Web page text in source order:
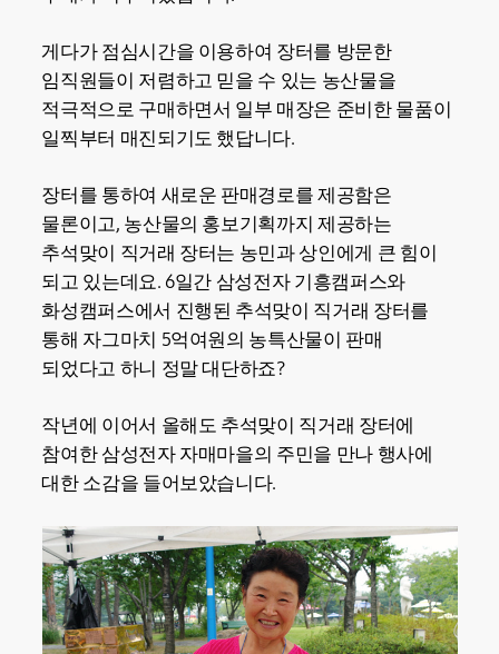
게다가 점심시간을 이용하여 장터를 방문한
임직원들이 저렴하고 믿을 수 있는 농산물을
적극적으로 구매하면서 일부 매장은 준비한 물품이
일찍부터 매진되기도 했답니다.
장터를 통하여 새로운 판매경로를 제공함은
물론이고, 농산물의 홍보기획까지 제공하는
추석맞이 직거래 장터는 농민과 상인에게 큰 힘이
되고 있는데요. 6일간 삼성전자 기흥캠퍼스와
화성캠퍼스에서 진행된 추석맞이 직거래 장터를
통해 자그마치 5억여원의 농특산물이 판매
되었다고 하니 정말 대단하죠?
작년에 이어서 올해도 추석맞이 직거래 장터에
참여한 삼성전자 자매마을의 주민을 만나 행사에
대한 소감을 들어보았습니다.